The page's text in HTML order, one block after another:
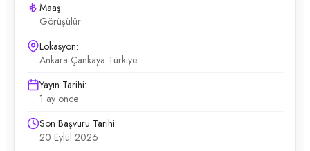
Maaş:
Görüşülür
Lokasyon:
Ankara Çankaya Türkiye
Yayın Tarihi:
1 ay önce
Son Başvuru Tarihi:
20 Eylül 2026